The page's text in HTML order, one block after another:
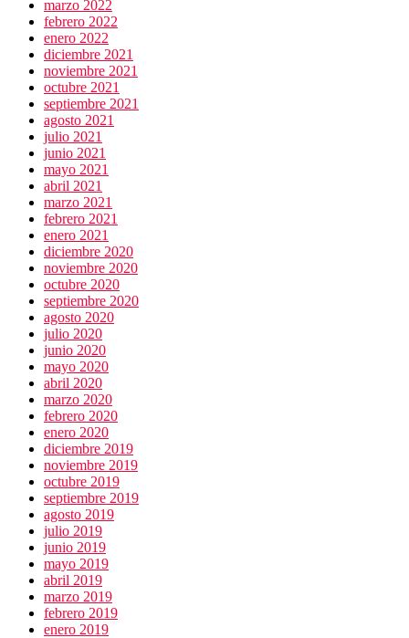
marzo 2022
febrero 2022
enero 2022
diciembre 2021
noviembre 2021
octubre 2021
septiembre 2021
agosto 2021
julio 2021
junio 2021
mayo 2021
abril 2021
marzo 2021
febrero 2021
enero 2021
diciembre 2020
noviembre 2020
octubre 2020
septiembre 2020
agosto 2020
julio 2020
junio 2020
mayo 2020
abril 2020
marzo 2020
febrero 2020
enero 2020
diciembre 2019
noviembre 2019
octubre 2019
septiembre 2019
agosto 2019
julio 2019
junio 2019
mayo 2019
abril 2019
marzo 2019
febrero 2019
enero 2019